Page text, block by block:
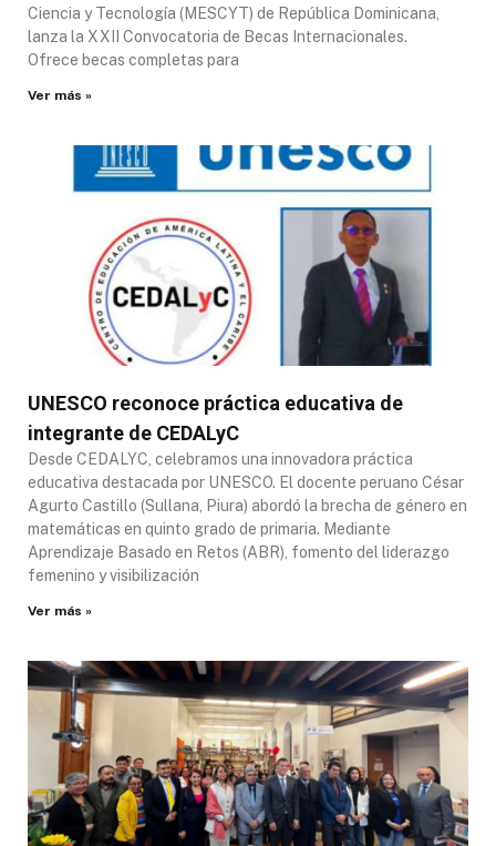
Ciencia y Tecnología (MESCYT) de República Dominicana,
lanza la XXII Convocatoria de Becas Internacionales.
Ofrece becas completas para
Ver más »
UNESCO reconoce práctica educativa de
integrante de CEDALyC
Desde CEDALYC, celebramos una innovadora práctica
educativa destacada por UNESCO. El docente peruano César
Agurto Castillo (Sullana, Piura) abordó la brecha de género en
matemáticas en quinto grado de primaria. Mediante
Aprendizaje Basado en Retos (ABR), fomento del liderazgo
femenino y visibilización
Ver más »